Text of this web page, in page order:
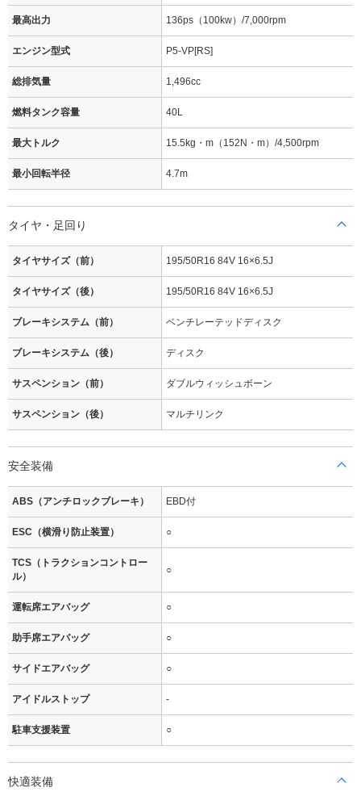
最高出力 136ps（100kw）/7,000rpm
エンジン型式 P5-VP[RS]
総排気量 1,496cc
燃料タンク容量 40L
最大トルク 15.5kg・m（152N・m）/4,500rpm
最小回転半径 4.7m
タイヤ・足回り
タイヤサイズ（前） 195/50R16 84V 16×6.5J
タイヤサイズ（後） 195/50R16 84V 16×6.5J
ブレーキシステム（前） ベンチレーテッドディスク
ブレーキシステム（後） ディスク
サスペンション（前） ダブルウィッシュボーン
サスペンション（後） マルチリンク
安全装備
ABS（アンチロックブレーキ） EBD付
ESC（横滑り防止装置） ○
TCS（トラクションコントロー
ル）
○
運転席エアバッグ ○
助手席エアバッグ ○
サイドエアバッグ ○
アイドルストップ -
駐車支援装置 ○
快適装備